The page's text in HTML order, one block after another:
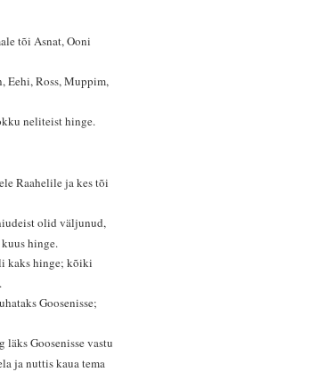
tõi Asnat, Ooni
Eehi, Ross, Muppim,
neliteist hinge.
Raahelile ja kes tõi
olid väljunud,
hinge.
kaks hinge; kõiki
Goosenisse;
läks Goosenisse vastu
ja nuttis kaua tema